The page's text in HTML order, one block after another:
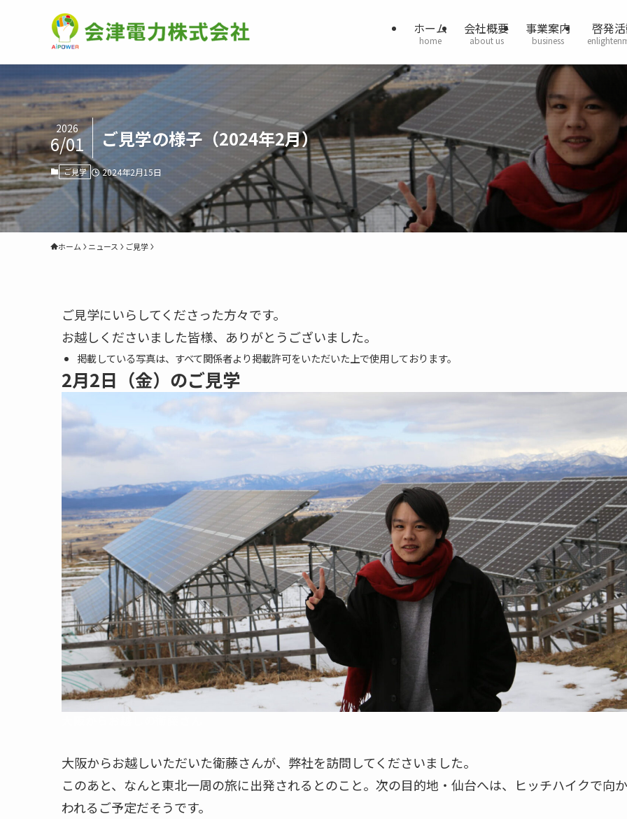
ホーム
home
会社概要
about us
事業案内
business
啓発
ご見学の様子（2024年2月）
2026
6/01
ご見学 2024年2月15日
ホーム ニュース ご見学
ご見学にいらしてくださった方々です。
お越しくださいました皆様、ありがとうございました。
掲載している写真は、すべて関係者より掲載許可をいただいた上で使用しております。
2月2日（金）のご見学
大阪からお越しいただいた衛藤さんが、弊社を訪問してくださいました。
このあと、なんと東北一周の旅に出発されるとのこと。次の目的地・仙台へは、ヒッチハイクで向か
われるご予定だそうです。